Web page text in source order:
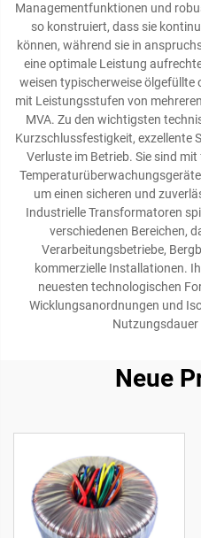
Managementfunktionen und
so konstruiert, dass sie
können, während sie in
eine optimale Leistung
weisen typischerweise ölgefüllte
mit Leistungsstufen von
MVA. Zu den wichtigsten
Kurzschlussfestigkeit, exzellente
Verluste im Betrieb. Sie sind
um einen sicheren und
Industrielle Transformatoren
verschiedenen Bereichen,
Verarbeitungsbetriebe,
kommerzielle Installationen.
neuesten technologischen
Wicklungsanordnungen und
Nutzungsdauer
Neue